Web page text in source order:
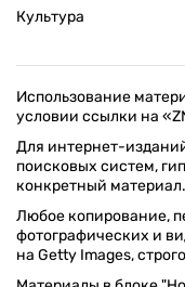
Культура
Использование
условии ссылки на
Для интернет-
поисковых систем,
конкретный материал.
Любое копирование,
фотографических и
на Getty Images,